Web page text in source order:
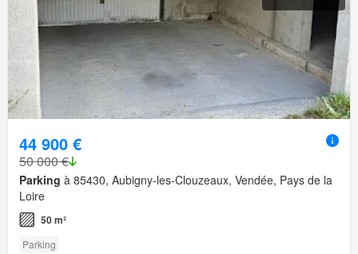
44 900 €
50 000 €
Parking à 85430, Aubigny-les-Clouzeaux, Vendée, Pays de la
Loire
50 m²
Parking